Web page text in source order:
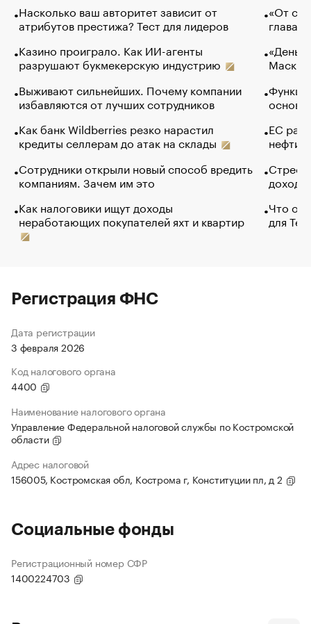
Насколько ваш авторитет зависит от
атрибутов престижа? Тест для лидеров
Казино проиграло. Как ИИ-агенты
разрушают букмекерскую индустрию
Выживают сильнейших. Почему компании
избавляются от лучших сотрудников
Как банк Wildberries резко нарастил
кредиты селлерам до атак на склады
Сотрудники открыли новый способ вредить
компаниям. Зачем им это
Как налоговики ищут доходы
неработающих покупателей яхт и квартир
«От
глава
Маск в
основ
ЕС
нефти
Что
для
Регистрация ФНС
Дата регистрации
3 февраля 2026
Код налогового органа
4400
Наименование налогового органа
Управление Федеральной налоговой службы по Костромской
области
Адрес налоговой
156005, Костромская обл, Кострома г, Конституции пл, д 2
Социальные фонды
Регистрационный номер СФР
1400224703